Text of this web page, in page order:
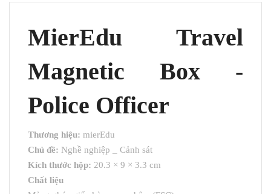
MierEdu Travel
Magnetic Box -
Police Officer
Thương hiệu: mierEdu
Chủ đề: Nghề nghiệp _ Cảnh sát
Kích thước hộp: 20.3 × 9 × 3.3 cm
Chất liệu